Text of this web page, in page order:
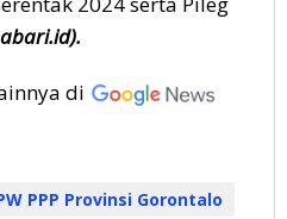
di
PPP Provinsi Gorontalo